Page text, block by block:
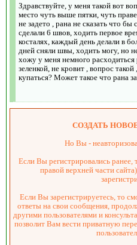
Здравствуйте, у меня такой вот
место чуть выше пятки, чуть
не задето , рана не сказать что бы
сделали 6 швов, ходить первое
косталях, каждый день делали в
дней сняли швы, ходить могу, но
хожу у меня немного расходиться
зеленкой, не кровит , вопрос
купаться? Может такое что рана
СОЗДАТЬ
Но Вы -
Если Вы регистрировались ранее,
правой верхней части
Если Вы зарегистрируетесь, то
ответы на свои сообщения,
другими пользователями и
позволит Вам вести приватную